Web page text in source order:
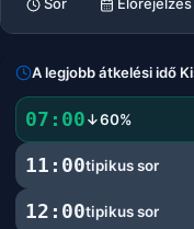
A legjobb átkelési idő
07:00↓60%
11:00tipikus sor
12:00tipikus sor